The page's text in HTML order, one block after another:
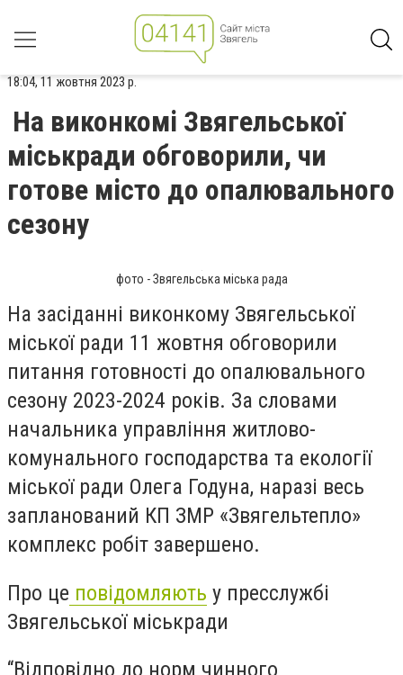
18:04, 11 жовтня 2023 р.
На виконкомі Звягельської
міськради обговорили, чи
готове місто до опалювального
сезону
фото - Звягельська міська рада
На засіданні виконкому Звягельської
міської ради 11 жовтня обговорили
питання готовності до опалювального
сезону 2023-2024 років. За словами
начальника управління житлово-
комунального господарства та екології
міської ради Олега Годуна, наразі весь
запланований КП ЗМР «Звягельтепло»
комплекс робіт завершено.
Про це повідомляють у пресслужбі
Звягельської міськради
“Відповідно до норм чинного